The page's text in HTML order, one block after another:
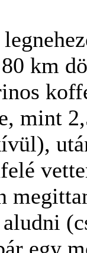
km
mint